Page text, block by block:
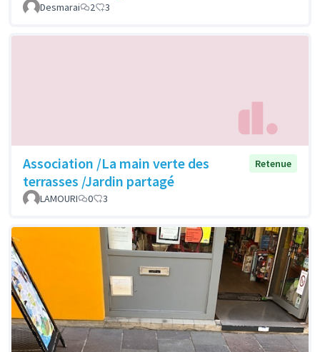
Desmarai 2 3
Association /La main verte des
terrasses /Jardin partagé
Retenue
LAMOURI 0 3